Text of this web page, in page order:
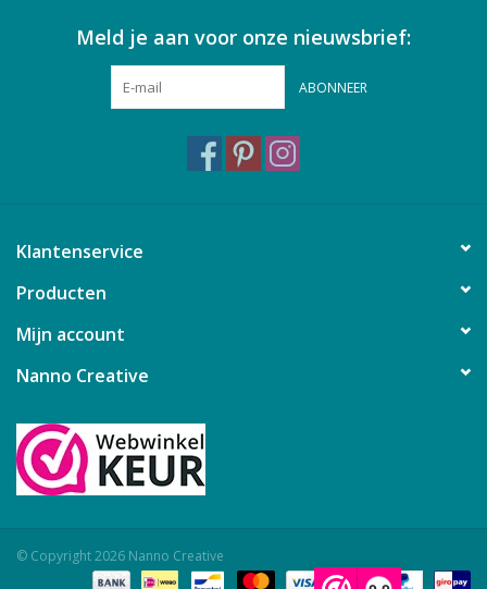
Meld je aan voor onze nieuwsbrief:
ABONNEER
Klantenservice
Producten
Mijn account
Nanno Creative
© Copyright 2026 Nanno Creative